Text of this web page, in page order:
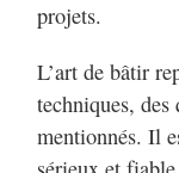
projets.
L’art de bâtir
techniques, des
mentionnés. Il